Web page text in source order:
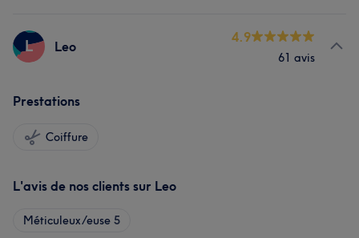
L Leo
4.9
61 avis
Prestations
Coiffure
L'avis de nos clients sur Leo
Méticuleux/euse 5